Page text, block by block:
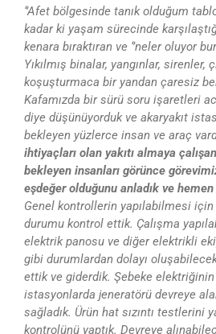
‘’Afet bölgesinde tanık olduğum
kadar ki yaşam sürecinde
kenara bıraktıran ve ‘’neler oluyor
Yıkılmış binalar, yangınlar, sirenler,
koşuşturmaca bir yandan çaresiz
Kafamızda bir sürü soru işaretleri
diye düşünüyorduk ve akaryakıt
bekleyen yüzlerce insan ve araç
ihtiyaçları olan yakıtı almaya
bekleyen insanları görünce
eşdeğer olduğunu anladık ve hemen
Genel kontrollerin yapılabilmesi için
durumu kontrol ettik. Çalışma
elektrik panosu ve diğer elektrikli
gibi durumlardan dolayı
ettik ve giderdik. Şebeke elektriğinin
istasyonlarda jeneratörü devreye
sağladık. Ürün hat sızıntı testlerini
kontrolünü yaptık. Devreye